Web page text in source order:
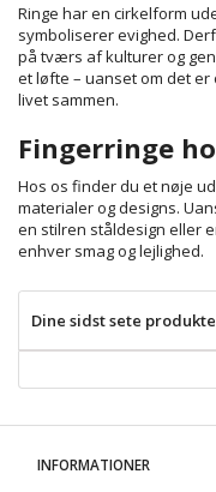
Ringe har en cirkelform
symboliserer evighed.
på tværs af kulturer og
et løfte – uanset om det
livet sammen.
Fingerringe
Hos os finder du et nøje
materialer og designs.
en stilren ståldesign eller
enhver smag og lejlighed.
Dine sidst sete
INFORMATIONER